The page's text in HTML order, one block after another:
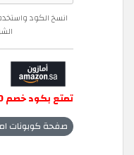
انسخ الكود
تمتع بكود خصم 10% للعملاء الجدد
صفحة كوبونات